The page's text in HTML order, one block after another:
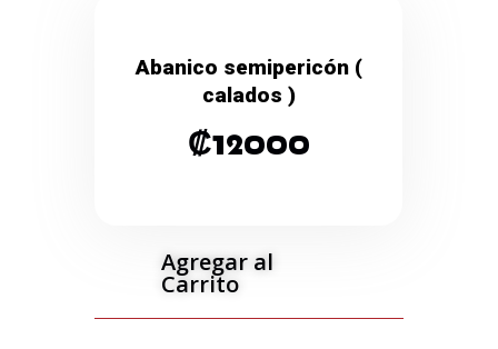
Abanico semipericón (
calados )
₡12000
Agregar al
Carrito